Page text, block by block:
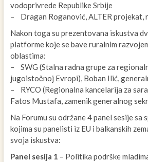
vodoprivrede Republike Srbije
– Dragan Roganović, ALTER projekat,
Nakon toga su prezentovana iskustva
platforme koje se bave ruralnim
oblastima:
– SWG (Stalna radna grupe za
jugoistočnoj Evropi), Boban Ilić,
– RYCO (Regionalna kancelarija za
Fatos Mustafa, zamenik generalnog
Na Forumu su održane 4 panel sesije sa
kojima su panelisti iz EU i balkanskih
svoja iskustva:
Panel sesija 1 – Politika podrške